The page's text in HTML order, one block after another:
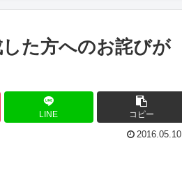
た方へのお詫びが
LINE コピー
2016.05.10